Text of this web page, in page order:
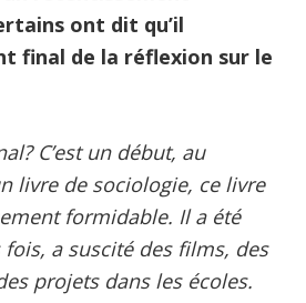
ont dit qu’il
final de la réflexion sur le
C’est un début, au
livre de sociologie, ce livre
formidable. Il a été
a suscité des films, des
projets dans les écoles.